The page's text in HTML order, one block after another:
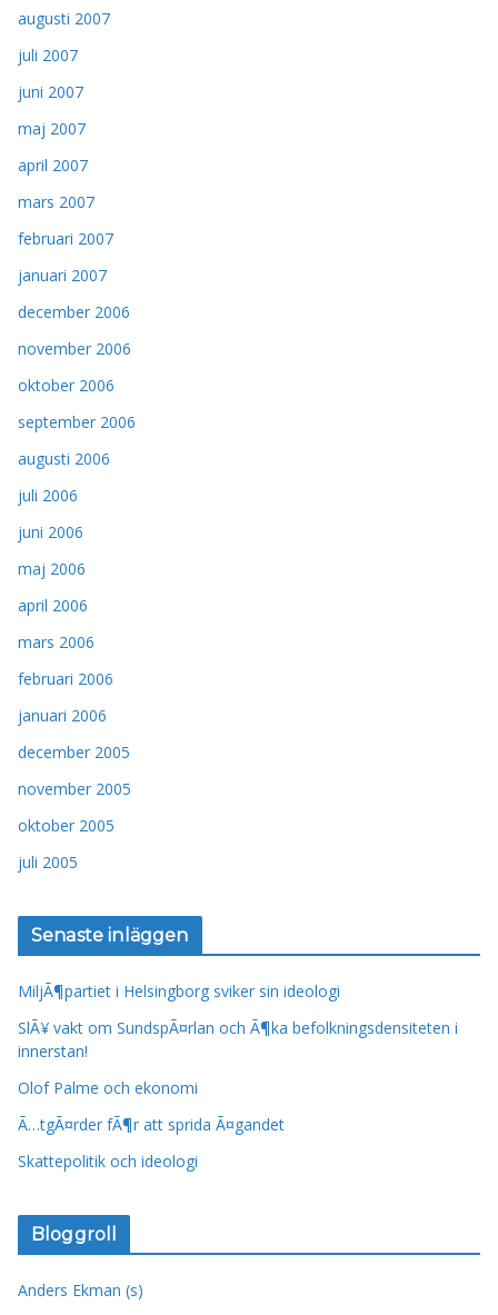
augusti 2007
juli 2007
juni 2007
maj 2007
april 2007
mars 2007
februari 2007
januari 2007
december 2006
november 2006
oktober 2006
september 2006
augusti 2006
juli 2006
juni 2006
maj 2006
april 2006
mars 2006
februari 2006
januari 2006
december 2005
november 2005
oktober 2005
juli 2005
Senaste inläggen
MiljÃ¶partiet i Helsingborg sviker sin ideologi
SlÃ¥ vakt om SundspÃ¤rlan och Ã¶ka befolkningsdensiteten i
innerstan!
Olof Palme och ekonomi
Ã…tgÃ¤rder fÃ¶r att sprida Ã¤gandet
Skattepolitik och ideologi
Bloggroll
Anders Ekman (s)